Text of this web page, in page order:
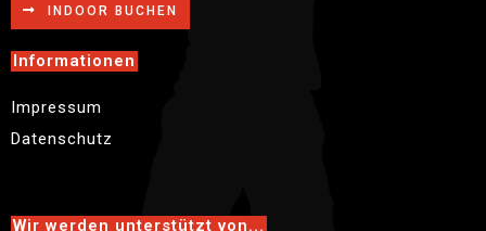
INDOOR BUCHEN
Informationen
Impressum
Datenschutz
Wir werden unterstützt von...